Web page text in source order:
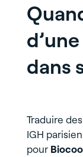
dans
Traduire
IGH
pour